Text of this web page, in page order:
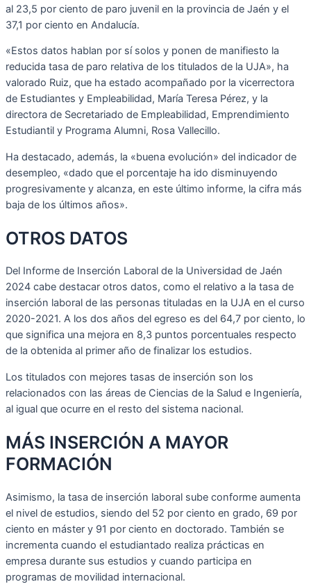
al 23,5 por ciento de paro juvenil en la provincia de Jaén y el
37,1 por ciento en Andalucía.
«Estos datos hablan por sí solos y ponen de manifiesto la
reducida tasa de paro relativa de los titulados de la UJA», ha
valorado Ruiz, que ha estado acompañado por la vicerrectora
de Estudiantes y Empleabilidad, María Teresa Pérez, y la
directora de Secretariado de Empleabilidad, Emprendimiento
Estudiantil y Programa Alumni, Rosa Vallecillo.
Ha destacado, además, la «buena evolución» del indicador de
desempleo, «dado que el porcentaje ha ido disminuyendo
progresivamente y alcanza, en este último informe, la cifra más
baja de los últimos años».
OTROS DATOS
Del Informe de Inserción Laboral de la Universidad de Jaén
2024 cabe destacar otros datos, como el relativo a la tasa de
inserción laboral de las personas tituladas en la UJA en el curso
2020-2021. A los dos años del egreso es del 64,7 por ciento, lo
que significa una mejora en 8,3 puntos porcentuales respecto
de la obtenida al primer año de finalizar los estudios.
Los titulados con mejores tasas de inserción son los
relacionados con las áreas de Ciencias de la Salud e Ingeniería,
al igual que ocurre en el resto del sistema nacional.
MÁS INSERCIÓN A MAYOR
FORMACIÓN
Asimismo, la tasa de inserción laboral sube conforme aumenta
el nivel de estudios, siendo del 52 por ciento en grado, 69 por
ciento en máster y 91 por ciento en doctorado. También se
incrementa cuando el estudiantado realiza prácticas en
empresa durante sus estudios y cuando participa en
programas de movilidad internacional.